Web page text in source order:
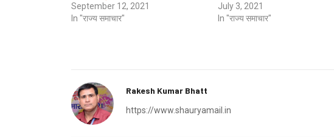
September 12, 2021
In "राज्य समाचार"
July 3, 2021
In "राज्य समाचार"
Rakesh Kumar Bhatt
https://www.shauryamail.in